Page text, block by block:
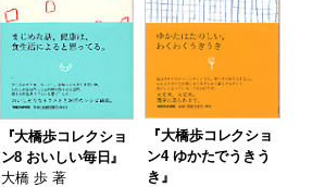
『大橋歩コレクショ
ン8 おいしい毎日』
大橋 歩 著
『大橋歩コレクショ
ン4 ゆかたでうきう
き』